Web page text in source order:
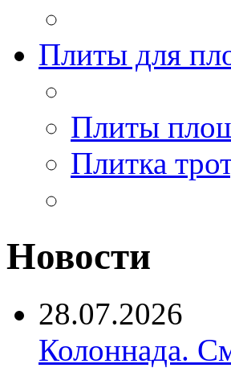
Плиты для
Плиты
Плитка
Новости
28.07.2026
Колоннада.